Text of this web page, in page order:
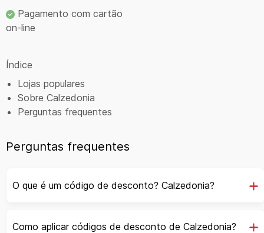
Pagamento com cartão
on-line
Índice
Lojas populares
Sobre Calzedonia
Perguntas frequentes
Perguntas frequentes
O que é um código de desconto? Calzedonia?
Como aplicar códigos de desconto de Calzedonia?